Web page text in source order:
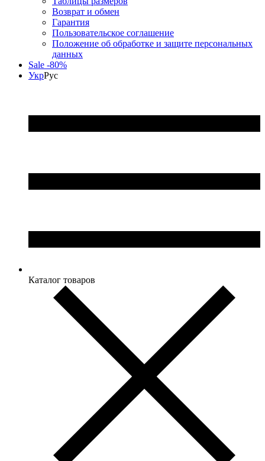
Возврат и обмен
Гарантия
Пользовательское соглашение
Положение об обработке и защите персональных
данных
Sale -80%
УкрРус
Каталог товаров